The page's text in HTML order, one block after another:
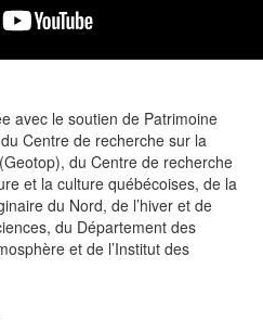
avec le soutien de Patrimoine
Centre de recherche sur la
du Centre de recherche
et la culture québécoises, de la
du Nord, de l’hiver et de
du Département des
et de l’Institut des